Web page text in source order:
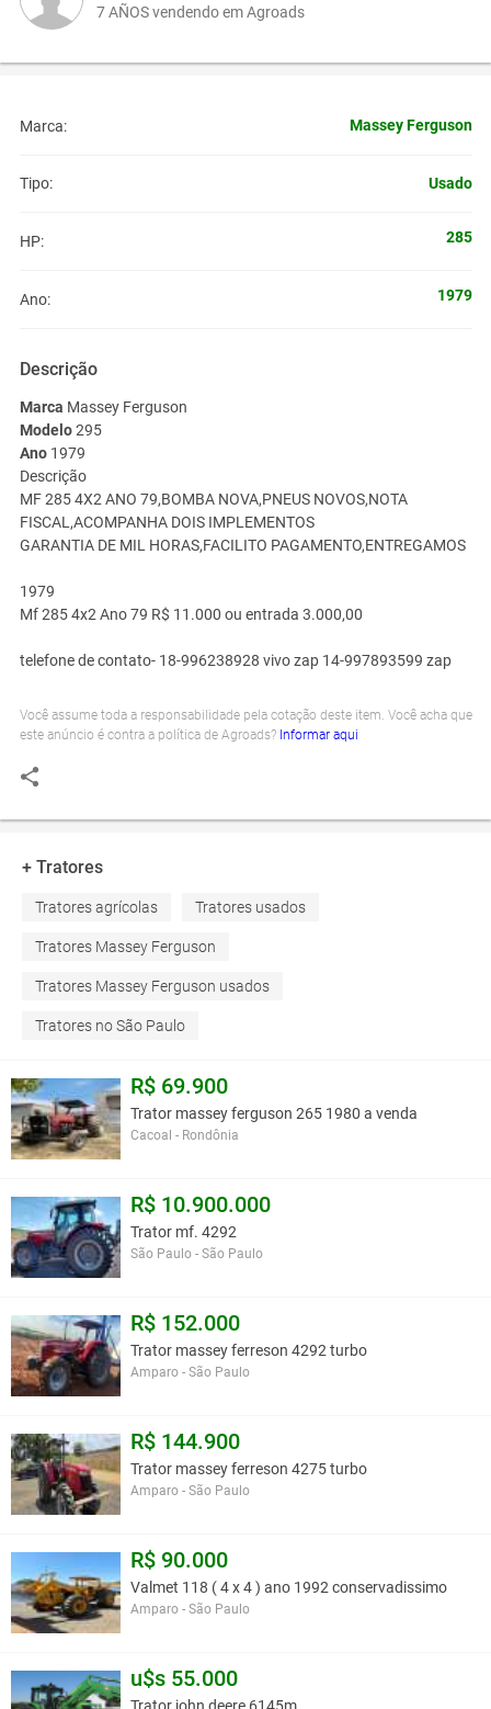
7 AÑOS vendendo em Agroads
Marca: Massey Ferguson
Tipo: Usado
HP: 285
Ano: 1979
Descrição
Marca Massey Ferguson
Modelo 295
Ano 1979
Descrição
MF 285 4X2 ANO 79,BOMBA NOVA,PNEUS NOVOS,NOTA
FISCAL,ACOMPANHA DOIS IMPLEMENTOS
GARANTIA DE MIL HORAS,FACILITO PAGAMENTO,ENTREGAMOS
1979
Mf 285 4x2 Ano 79 R$ 11.000 ou entrada 3.000,00
telefone de contato- 18-996238928 vivo zap 14-997893599 zap
Você assume toda a responsabilidade pela cotação deste item. Você acha que
este anúncio é contra a política de Agroads? Informar aqui
+ Tratores
Tratores agrícolas Tratores usados
Tratores Massey Ferguson
Tratores Massey Ferguson usados
Tratores no São Paulo
R$ 69.900
Trator massey ferguson 265 1980 a venda
Cacoal - Rondônia
R$ 10.900.000
Trator mf. 4292
São Paulo - São Paulo
R$ 152.000
Trator massey ferreson 4292 turbo
Amparo - São Paulo
R$ 144.900
Trator massey ferreson 4275 turbo
Amparo - São Paulo
R$ 90.000
Valmet 118 ( 4 x 4 ) ano 1992 conservadissimo
Amparo - São Paulo
u$s 55.000